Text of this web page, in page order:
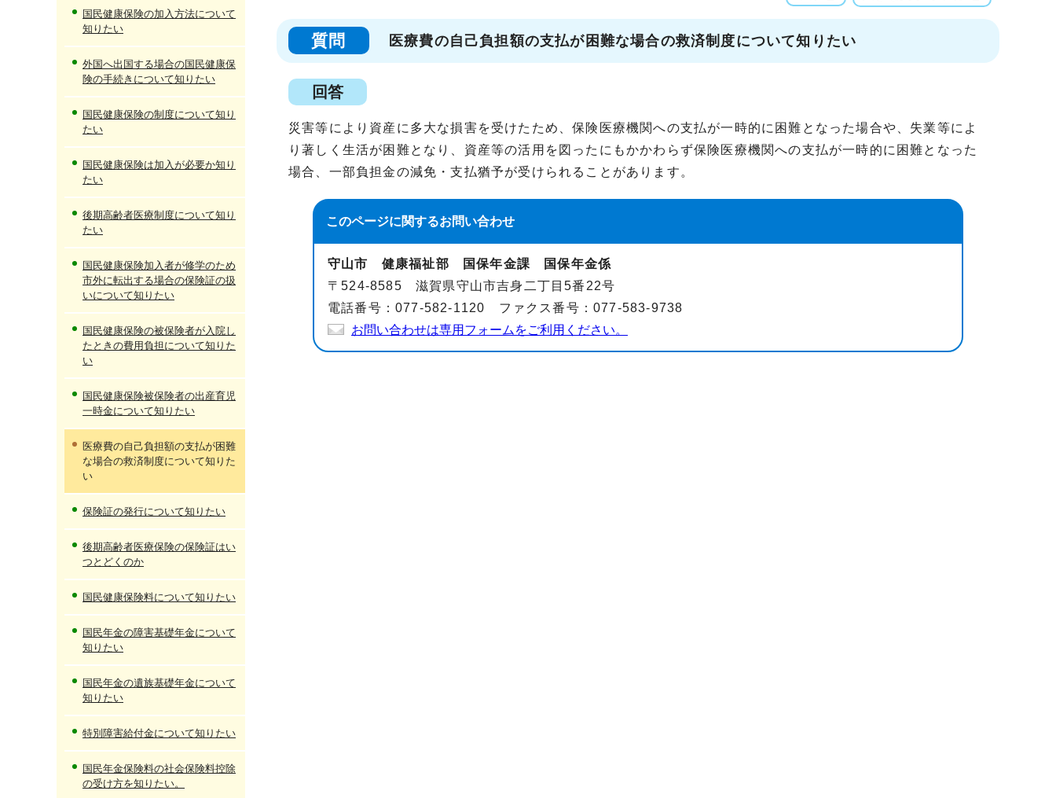
質問 医療費の自己負担額の支払が困難な場合の救済制度について知りたい
回答
災害等により資産に多大な損害を受けたため、保険医療機関への支払が一時的に困難となった場合や、失業等によ
り著しく生活が困難となり、資産等の活用を図ったにもかかわらず保険医療機関への支払が一時的に困難となった
場合、一部負担金の減免・支払猶予が受けられることがあります。
このページに関するお問い合わせ
守山市 健康福祉部 国保年金課 国保年金係
〒524-8585 滋賀県守山市吉身二丁目5番22号
電話番号：077-582-1120 ファクス番号：077-583-9738
お問い合わせは専用フォームをご利用ください。
国民健康保険の加入方法について
知りたい
外国へ出国する場合の国民健康保
険の手続きについて知りたい
国民健康保険の制度について知り
たい
国民健康保険は加入が必要か知り
たい
後期高齢者医療制度について知り
たい
国民健康保険加入者が修学のため
市外に転出する場合の保険証の扱
いについて知りたい
国民健康保険の被保険者が入院し
たときの費用負担について知りた
い
国民健康保険被保険者の出産育児
一時金について知りたい
医療費の自己負担額の支払が困難
な場合の救済制度について知りた
い
保険証の発行について知りたい
後期高齢者医療保険の保険証はい
つとどくのか
国民健康保険料について知りたい
国民年金の障害基礎年金について
知りたい
国民年金の遺族基礎年金について
知りたい
特別障害給付金について知りたい
国民年金保険料の社会保険料控除
の受け方を知りたい。